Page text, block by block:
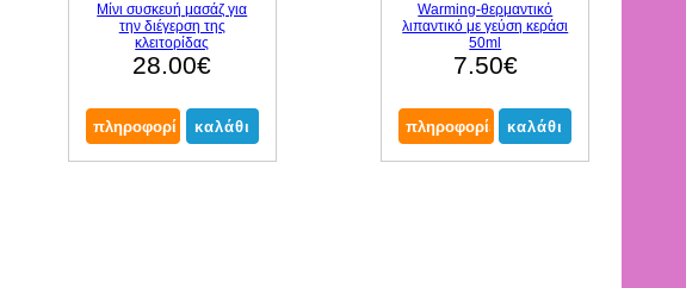
Μίνι συσκευή μασάζ για
την διέγερση της
κλειτορίδας
28.00€
Warming-θερμαντικό
λιπαντικό με γεύση κεράσι
50ml
7.50€